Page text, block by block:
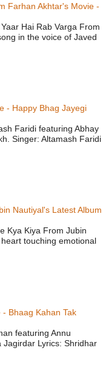
Farhan Akhtar's Movie -
Hai Rab Varga From
in the voice of Javed
- Happy Bhag Jayegi
Faridi featuring Abhay
Singer: Altamash Faridi
Nautiyal's Latest Album
Kya Kiya From Jubin
touching emotional
Bhaag Kahan Tak
featuring Annu
Jagirdar Lyrics: Shridhar